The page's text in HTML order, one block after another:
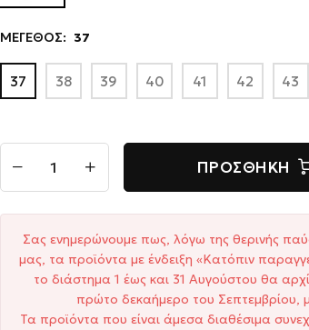
ΜΕΓΕΘΟΣ: 37
37 38 39 40 41 42 43
ΠΡΟΣΘΉΚΗ
Σας ενημερώνουμε πως, λόγω της θερινής
μας, τα προϊόντα με ένδειξη «Κατόπιν
το διάστημα 1 έως και 31 Αυγούστου θα
πρώτο δεκαήμερο του Σεπτεμβρίου,
Τα προϊόντα που είναι άμεσα διαθέσιμα